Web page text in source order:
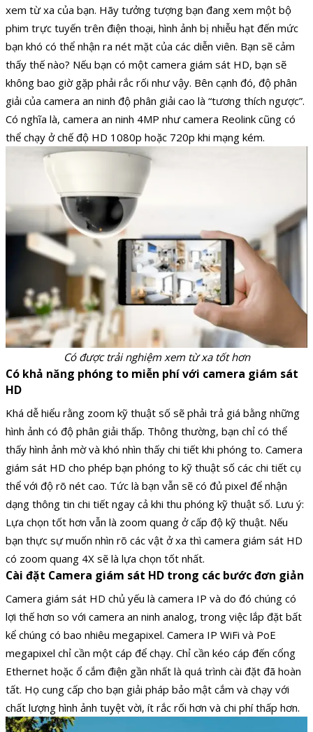
xem từ xa của bạn. Hãy tưởng tượng bạn đang xem một bộ
phim trực tuyến trên điện thoại, hình ảnh bị nhiễu hạt đến mức
bạn khó có thể nhận ra nét mặt của các diễn viên. Bạn sẽ cảm
thấy thế nào? Nếu bạn có một camera giám sát HD, bạn sẽ
không bao giờ gặp phải rắc rối như vậy. Bên cạnh đó, độ phân
giải của camera an ninh độ phân giải cao là “tương thích ngược”.
Có nghĩa là, camera an ninh 4MP như camera Reolink cũng có
thể chạy ở chế độ HD 1080p hoặc 720p khi mạng kém.
Có được trải nghiệm xem từ xa tốt hơn
Có khả năng phóng to miễn phí với camera giám sát
HD
Khá dễ hiểu rằng zoom kỹ thuật số sẽ phải trả giá bằng những
hình ảnh có độ phân giải thấp. Thông thường, bạn chỉ có thể
thấy hình ảnh mờ và khó nhìn thấy chi tiết khi phóng to. Camera
giám sát HD cho phép bạn phóng to kỹ thuật số các chi tiết cụ
thể với độ rõ nét cao. Tức là bạn vẫn sẽ có đủ pixel để nhận
dạng thông tin chi tiết ngay cả khi thu phóng kỹ thuật số. Lưu ý:
Lựa chọn tốt hơn vẫn là zoom quang ở cấp độ kỹ thuật. Nếu
bạn thực sự muốn nhìn rõ các vật ở xa thì camera giám sát HD
có zoom quang 4X sẽ là lựa chọn tốt nhất.
Cài đặt Camera giám sát HD trong các bước đơn giản
Camera giám sát HD chủ yếu là camera IP và do đó chúng có
lợi thế hơn so với camera an ninh analog, trong việc lắp đặt bất
kể chúng có bao nhiêu megapixel. Camera IP WiFi và PoE
megapixel chỉ cần một cáp để chạy. Chỉ cần kéo cáp đến cổng
Ethernet hoặc ổ cắm điện gần nhất là quá trình cài đặt đã hoàn
tất. Họ cung cấp cho bạn giải pháp bảo mật cắm và chạy với
chất lượng hình ảnh tuyệt vời, ít rắc rối hơn và chi phí thấp hơn.